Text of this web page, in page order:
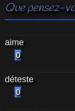
Que pensez-
aime
0
déteste
0